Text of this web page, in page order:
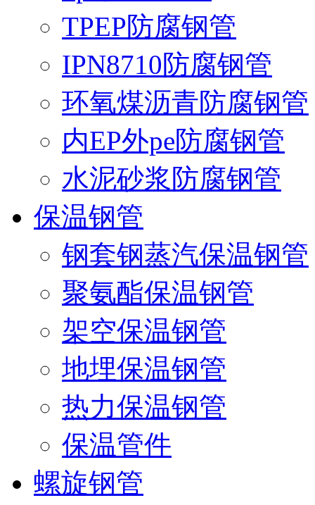
TPEP防腐钢管
IPN8710防腐钢管
环氧煤沥青防腐钢管
内EP外pe防腐钢管
水泥砂浆防腐钢管
保温钢管
钢套钢蒸汽保温钢管
聚氨酯保温钢管
架空保温钢管
地埋保温钢管
热力保温钢管
保温管件
螺旋钢管